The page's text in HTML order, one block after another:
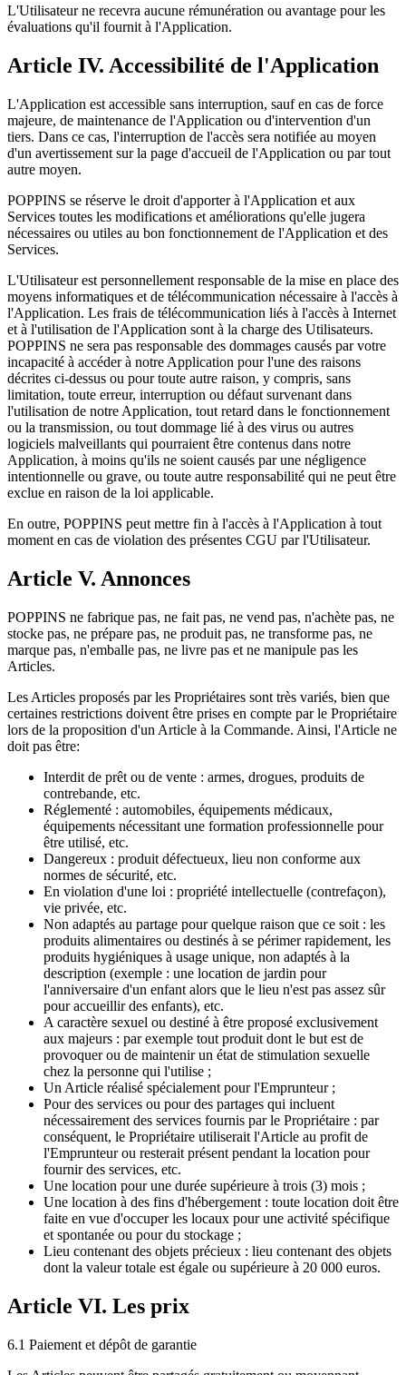
L'Utilisateur ne recevra aucune rémunération ou avantage pour les
évaluations qu'il fournit à l'Application.
Article IV. Accessibilité de l'Application
L'Application est accessible sans interruption, sauf en cas de force
majeure, de maintenance de l'Application ou d'intervention d'un
tiers. Dans ce cas, l'interruption de l'accès sera notifiée au moyen
d'un avertissement sur la page d'accueil de l'Application ou par tout
autre moyen.
POPPINS se réserve le droit d'apporter à l'Application et aux
Services toutes les modifications et améliorations qu'elle jugera
nécessaires ou utiles au bon fonctionnement de l'Application et des
Services.
L'Utilisateur est personnellement responsable de la mise en place des
moyens informatiques et de télécommunication nécessaire à l'accès à
l'Application. Les frais de télécommunication liés à l'accès à Internet
et à l'utilisation de l'Application sont à la charge des Utilisateurs.
POPPINS ne sera pas responsable des dommages causés par votre
incapacité à accéder à notre Application pour l'une des raisons
décrites ci-dessus ou pour toute autre raison, y compris, sans
limitation, toute erreur, interruption ou défaut survenant dans
l'utilisation de notre Application, tout retard dans le fonctionnement
ou la transmission, ou tout dommage lié à des virus ou autres
logiciels malveillants qui pourraient être contenus dans notre
Application, à moins qu'ils ne soient causés par une négligence
intentionnelle ou grave, ou toute autre responsabilité qui ne peut être
exclue en raison de la loi applicable.
En outre, POPPINS peut mettre fin à l'accès à l'Application à tout
moment en cas de violation des présentes CGU par l'Utilisateur.
Article V. Annonces
POPPINS ne fabrique pas, ne fait pas, ne vend pas, n'achète pas, ne
stocke pas, ne prépare pas, ne produit pas, ne transforme pas, ne
marque pas, n'emballe pas, ne livre pas et ne manipule pas les
Articles.
Les Articles proposés par les Propriétaires sont très variés, bien que
certaines restrictions doivent être prises en compte par le Propriétaire
lors de la proposition d'un Article à la Commande. Ainsi, l'Article ne
doit pas être:
Interdit de prêt ou de vente : armes, drogues, produits de
contrebande, etc.
Réglementé : automobiles, équipements médicaux,
équipements nécessitant une formation professionnelle pour
être utilisé, etc.
Dangereux : produit défectueux, lieu non conforme aux
normes de sécurité, etc.
En violation d'une loi : propriété intellectuelle (contrefaçon),
vie privée, etc.
Non adaptés au partage pour quelque raison que ce soit : les
produits alimentaires ou destinés à se périmer rapidement, les
produits hygiéniques à usage unique, non adaptés à la
description (exemple : une location de jardin pour
l'anniversaire d'un enfant alors que le lieu n'est pas assez sûr
pour accueillir des enfants), etc.
A caractère sexuel ou destiné à être proposé exclusivement
aux majeurs : par exemple tout produit dont le but est de
provoquer ou de maintenir un état de stimulation sexuelle
chez la personne qui l'utilise ;
Un Article réalisé spécialement pour l'Emprunteur ;
Pour des services ou pour des partages qui incluent
nécessairement des services fournis par le Propriétaire : par
conséquent, le Propriétaire utiliserait l'Article au profit de
l'Emprunteur ou resterait présent pendant la location pour
fournir des services, etc.
Une location pour une durée supérieure à trois (3) mois ;
Une location à des fins d'hébergement : toute location doit être
faite en vue d'occuper les locaux pour une activité spécifique
et spontanée ou pour du stockage ;
Lieu contenant des objets précieux : lieu contenant des objets
dont la valeur totale est égale ou supérieure à 20 000 euros.
Article VI. Les prix
6.1 Paiement et dépôt de garantie